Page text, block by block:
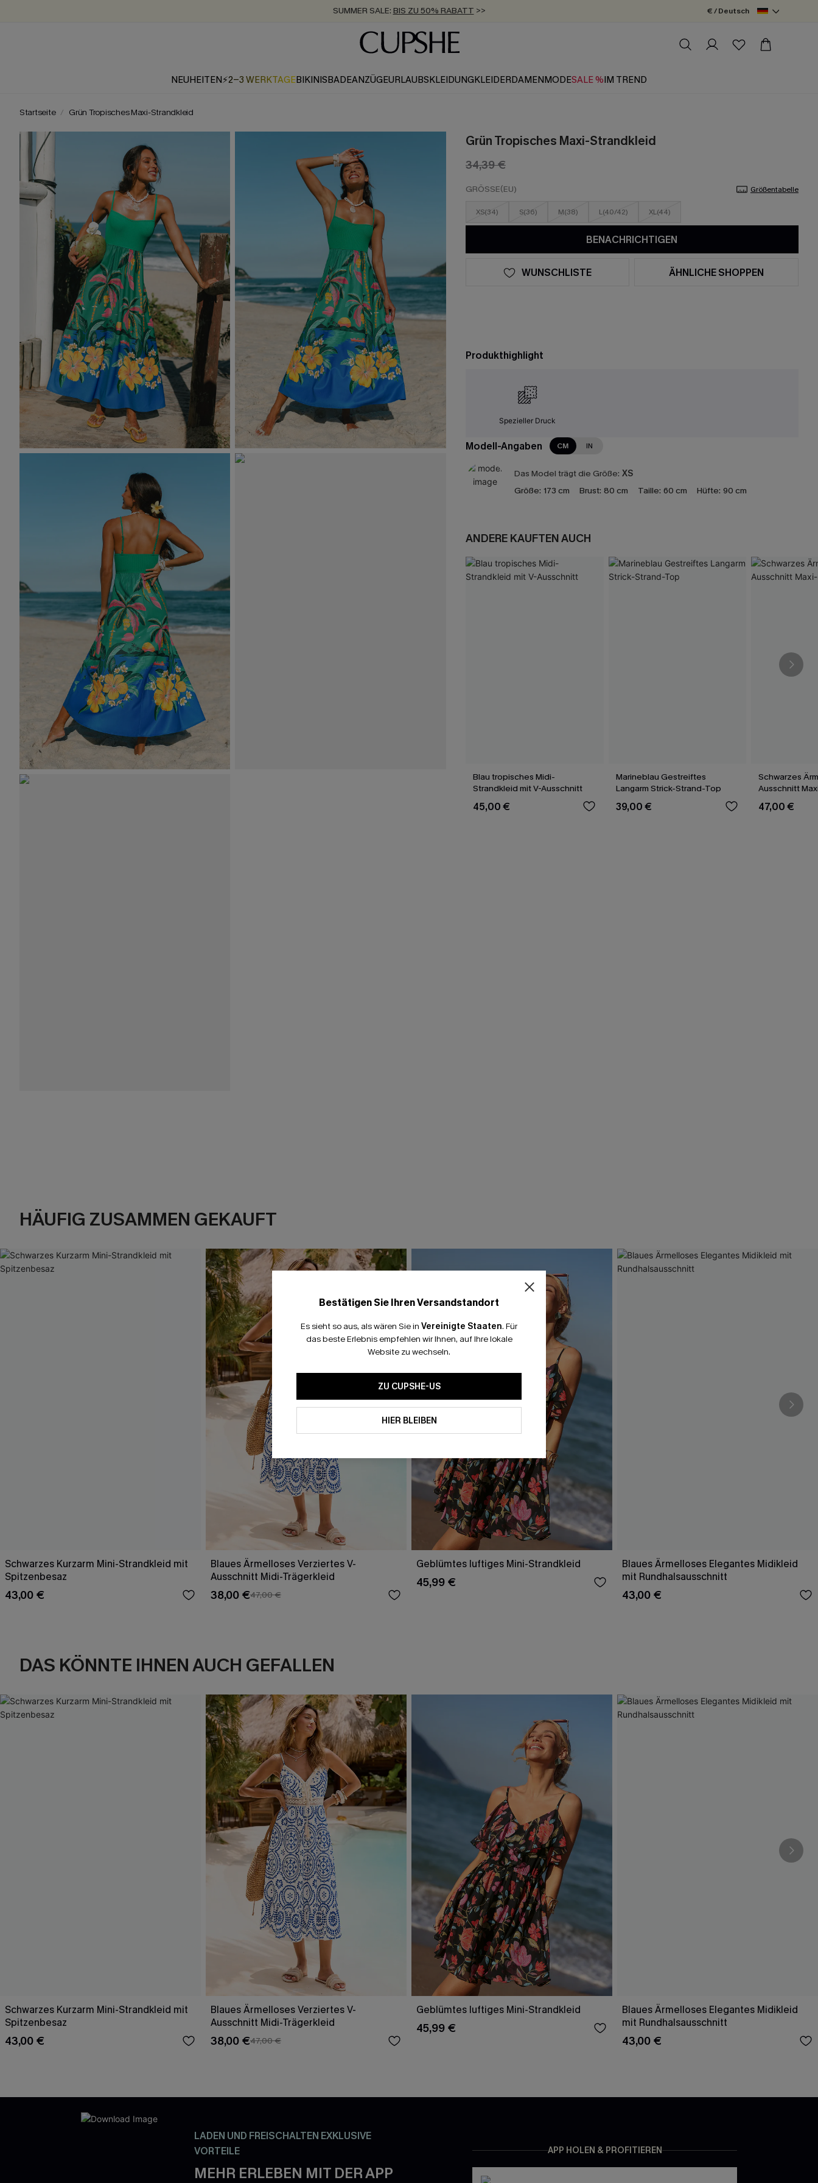
SUMMER SALE: BIS ZU 50% RABATT >>
ZUM NEWSLETTER:BIS ZU -20% EXTRA ERHALTEN
KOSTENLOSER VERSAND AB 89 €
€ / Deutsch
NEUHEITEN⚡2-3 WERKTAGEBIKINISBADEANZÜGEURLAUBSKLEIDUNGKLEIDERDAMENMODESALE %IM TREND
Startseite Grün Tropisches Maxi-Strandkleid
Grün Tropisches Maxi-Strandkleid
34,39 €
GRÖSSE(EU) Größentabelle
XS(34) S(36) M(38) L(40/42) XL(44)
BENACHRICHTIGEN
WUNSCHLISTE ÄHNLICHE SHOPPEN
Produkthighlight
Spezieller Druck
Modell-Angaben CM IN
Das Model trägt die Größe: XS
Größe: 173 cm Brust: 80 cm Taille: 60 cm Hüfte: 90 cm
ANDERE KAUFTEN AUCH
Blau tropisches Midi-
Strandkleid mit V-Ausschnitt
45,00 €
Marineblau Gestreiftes
Langarm Strick-Strand-Top
39,00 €
Schwarzes
Ausschnitt
47,00 €
HÄUFIG ZUSAMMEN GEKAUFT
Schwarzes Kurzarm Mini-Strandkleid mit
Spitzenbesaz
43,00 €
Blaues Ärmelloses Verziertes V-
Ausschnitt Midi-Trägerkleid
38,00 €47,00 €
Geblümtes luftiges Mini-Strandkleid
45,99 €
Blaues Ärmelloses Elegantes Midikleid
mit Rundhalsausschnitt
43,00 €
DAS KÖNNTE IHNEN AUCH GEFALLEN
Schwarzes Kurzarm Mini-Strandkleid mit
Spitzenbesaz
43,00 €
Blaues Ärmelloses Verziertes V-
Ausschnitt Midi-Trägerkleid
38,00 €47,00 €
Geblümtes luftiges Mini-Strandkleid
45,99 €
Blaues Ärmelloses Elegantes Midikleid
mit Rundhalsausschnitt
43,00 €
LADEN UND FREISCHALTEN EXKLUSIVE
VORTEILE
MEHR ERLEBEN MIT DER APP
APP HOLEN & PROFITIEREN
Bestätigen Sie Ihren Versandstandort
Es sieht so aus, als wären Sie in Vereinigte Staaten. Für
das beste Erlebnis empfehlen wir Ihnen, auf Ihre lokale
Website zu wechseln.
ZU CUPSHE-US
HIER BLEIBEN